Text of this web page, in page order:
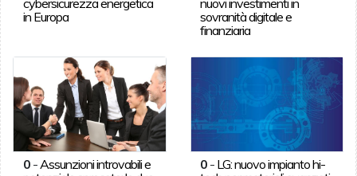
in Europa
sovranità digitale e
finanziaria
0- Assunzioni introvabili e
0 - LG: nuovo impianto hi-